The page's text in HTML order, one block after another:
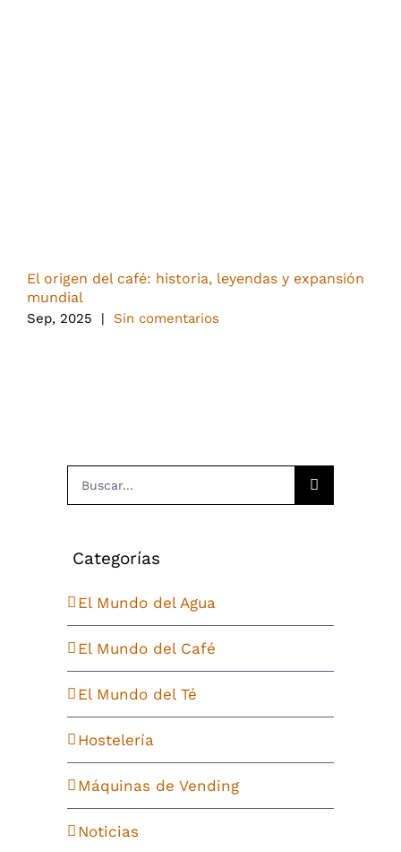
El origen del café: historia, leyendas y expansión
mundial
Sep, 2025 | Sin comentarios
Buscar:
Categorías
El Mundo del Agua
El Mundo del Café
El Mundo del Té
Hostelería
Máquinas de Vending
Noticias